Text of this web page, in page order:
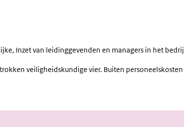
Inzet van leidinggevenden en managers in het
veiligheidskundige vier. Buiten